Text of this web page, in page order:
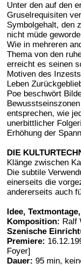
Unter den auf den
Gruselrequisiten
Symbolgehalt, den
nicht müde
Wie in mehreren
Thema von den
erreicht es seinen
Motiven des
Leben
Poe beschwört
entsprechen, wie
unerbittlicher
Erhöhung der
DIE
Klänge zwischen
Die subtile
einerseits die
andererseits auch
Idee,
Komposition: Ralf
Szenische
Premiere:
Foyer]
Dauer: 95 min,